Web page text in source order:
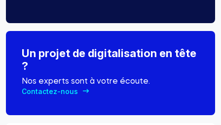
Un projet de digitalisation en tête
?
Nos experts sont à votre écoute.
Contactez-nous